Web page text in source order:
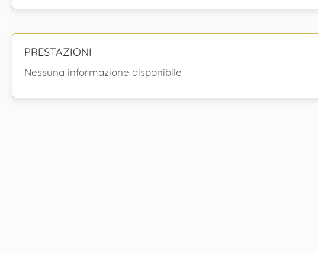
PRESTAZIONI
Nessuna informazione disponibile